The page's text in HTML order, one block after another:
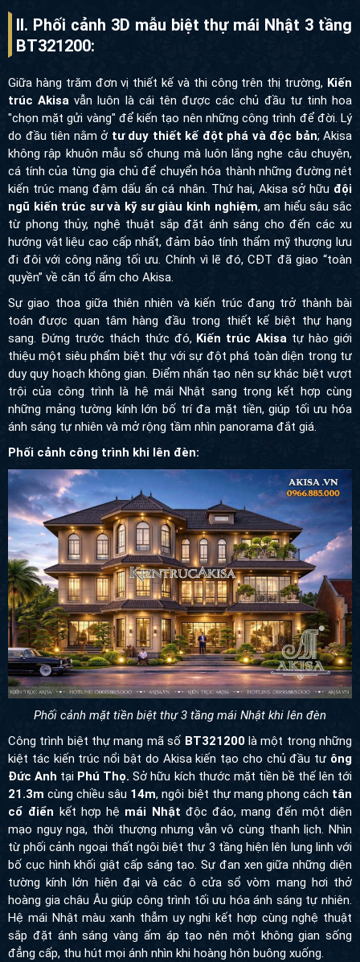
II. Phối cảnh 3D mẫu biệt thự mái Nhật 3 tầng
BT321200:
Giữa hàng trăm đơn vị thiết kế và thi công trên thị trường, Kiến
trúc Akisa vẫn luôn là cái tên được các chủ đầu tư tinh hoa
"chọn mặt gửi vàng" để kiến tạo nên những công trình để đời. Lý
do đầu tiên nằm ở tư duy thiết kế đột phá và độc bản; Akisa
không rập khuôn mẫu số chung mà luôn lắng nghe câu chuyện,
cá tính của từng gia chủ để chuyển hóa thành những đường nét
kiến trúc mang đậm dấu ấn cá nhân. Thứ hai, Akisa sở hữu đội
ngũ kiến trúc sư và kỹ sư giàu kinh nghiệm, am hiểu sâu sắc
từ phong thủy, nghệ thuật sắp đặt ánh sáng cho đến các xu
hướng vật liệu cao cấp nhất, đảm bảo tính thẩm mỹ thượng lưu
đi đôi với công năng tối ưu. Chính vì lẽ đó, CĐT đã giao “toàn
quyền” về căn tổ ấm cho Akisa.
Sự giao thoa giữa thiên nhiên và kiến trúc đang trở thành bài
toán được quan tâm hàng đầu trong thiết kế biệt thự hạng
sang. Đứng trước thách thức đó, Kiến trúc Akisa tự hào giới
thiệu một siêu phẩm biệt thự với sự đột phá toàn diện trong tư
duy quy hoạch không gian. Điểm nhấn tạo nên sự khác biệt vượt
trội của công trình là hệ mái Nhật sang trọng kết hợp cùng
những mảng tường kính lớn bố trí đa mặt tiền, giúp tối ưu hóa
ánh sáng tự nhiên và mở rộng tầm nhìn panorama đắt giá.
Phối cảnh công trình khi lên đèn:
Phối cảnh mặt tiền biệt thự 3 tầng mái Nhật khi lên đèn
Công trình biệt thự mang mã số BT321200là một trong những
kiệt tác kiến trúc nổi bật do Akisa kiến tạo cho chủ đầu tư ông
Đức Anh tại Phú Thọ. Sở hữu kích thước mặt tiền bề thế lên tới
21.3m cùng chiều sâu 14m, ngôi biệt thự mang phong cách tân
cổ điển kết hợp hệ mái Nhật độc đáo, mang đến một diện
mạo nguy nga, thời thượng nhưng vẫn vô cùng thanh lịch. Nhìn
từ phối cảnh ngoại thất ngôi biệt thự 3 tầng hiện lên lung linh với
bố cục hình khối giật cấp sáng tạo. Sự đan xen giữa những diện
tường kính lớn hiện đại và các ô cửa sổ vòm mang hơi thở
hoàng gia châu Âu giúp công trình tối ưu hóa ánh sáng tự nhiên.
Hệ mái Nhật màu xanh thẫm uy nghi kết hợp cùng nghệ thuật
sắp đặt ánh sáng vàng ấm áp tạo nên một không gian sống
đẳng cấp, thu hút mọi ánh nhìn khi hoàng hôn buông xuống.